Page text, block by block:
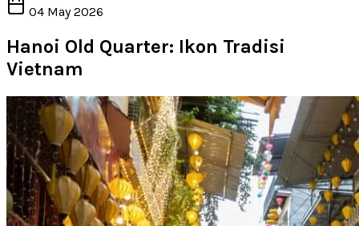
04 May 2026
Hanoi Old Quarter: Ikon Tradisi
Vietnam